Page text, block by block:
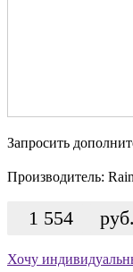
Запросить
Производитель:
1 554 руб.
Хочу